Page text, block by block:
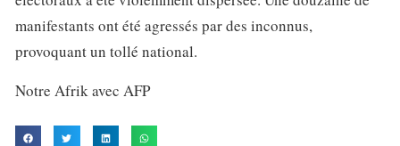
manifestants ont été agressés par des inconnus,
provoquant un tollé national.
Notre Afrik avec AFP